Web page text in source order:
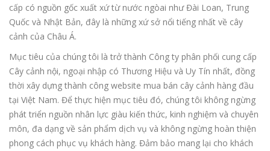
cấp có nguồn gốc xuất xứ từ nước ngòai như Đài Loan, Trung
Quốc và Nhật Bản, đây là những xứ sở nổi tiếng nhất về cây
cảnh của Châu Á.
Mục tiêu của chúng tôi là trở thành Công ty phân phối cung cấp
Cây cảnh nội, ngoại nhập có Thương Hiệu và Uy Tín nhất, đồng
thời xây dựng thành công website mua bán cây cảnh hàng đầu
tại Việt Nam. Để thực hiện mục tiêu đó, chúng tôi không ngừng
phát triển nguồn nhân lực giàu kiến thức, kinh nghiệm và chuyên
môn, đa dạng về sản phẩm dịch vụ và không ngừng hoàn thiện
phong cách phục vụ khách hàng. Đảm bảo mang lại cho khách